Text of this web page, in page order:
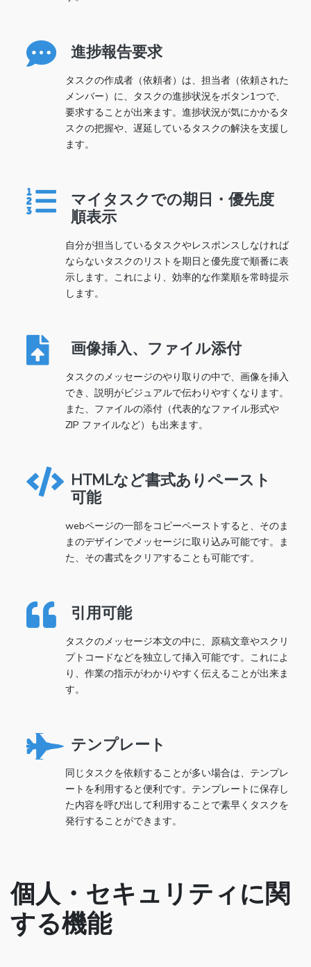
進捗報告要求
タスクの作成者（依頼者）は、担当者（依頼された
メンバー）に、タスクの進捗状況をボタン1つで、
要求することが出来ます。進捗状況が気にかかるタ
スクの把握や、遅延しているタスクの解決を支援し
ます。
マイタスクでの期日・優先度
順表示
自分が担当しているタスクやレスポンスしなければ
ならないタスクのリストを期日と優先度で順番に表
示します。これにより、効率的な作業順を常時提示
します。
画像挿入、ファイル添付
タスクのメッセージのやり取りの中で、画像を挿入
でき、説明がビジュアルで伝わりやすくなります。
また、ファイルの添付（代表的なファイル形式や
ZIP ファイルなど）も出来ます。
HTMLなど書式ありペースト
可能
webページの一部をコピーペーストすると、そのま
まのデザインでメッセージに取り込み可能です。ま
た、その書式をクリアすることも可能です。
引用可能
タスクのメッセージ本文の中に、原稿文章やスクリ
プトコードなどを独立して挿入可能です。これによ
り、作業の指示がわかりやすく伝えることが出来ま
す。
テンプレート
同じタスクを依頼することが多い場合は、テンプレ
ートを利用すると便利です。テンプレートに保存し
た内容を呼び出して利用することで素早くタスクを
発行することができます。
個人・セキュリティに関
する機能